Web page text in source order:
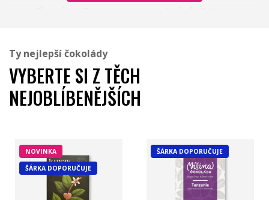
Míšina čokoláda
Jordi's Pump Street Chocolate
Ty nejlepší čokolády
VYBERTE SI Z TĚCH
NEJOBLÍBENĚJŠÍCH
NOVINKA
ŠÁRKA DOPORUČUJE
ŠÁRKA DOPORUČUJE